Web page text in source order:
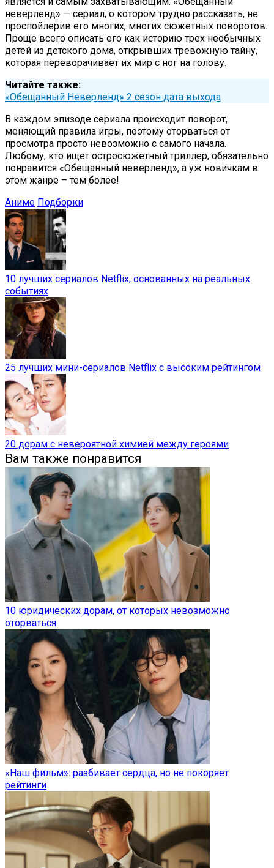
неверленд» — сериал, о котором трудно рассказать, не
проспойлерив его многих, многих сюжетных поворотов.
Проще всего описать его как историю трех необычных
детей из детского дома, открывших тревожную тайну,
которая переворачивает их мир с ног на голову.
Читайте также:
«Обещанный Неверленд» 2 сезон дата выхода
В каждом эпизоде сериала происходит поворот,
меняющий правила игры, поэтому оторваться от
просмотра просто невозможно с самого начала.
Любому, кто ищет остросюжетный триллер, обязательно
понравится «Обещанный неверленд», а уж новичкам в
этом жанре – тем более!
Аниме Подборки
10 лучших сериалов Netflix, основанных на реальных
событиях
25 лучших мини-сериалов Netflix с высоким рейтингом
20 дорам с невероятной химией между героями
Вам также понравится
10 юридических дорам, от которых невозможно
оторваться
«Наш фильм»: разбивает сердца, но не покоряет
рейтинги